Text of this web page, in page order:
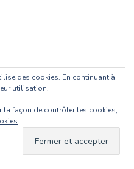
des cookies. En continuant à
utilisation.
la façon de contrôler les cookies,